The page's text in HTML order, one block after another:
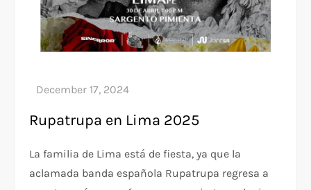
Rupatrupa en Lima 2025
La familia de Lima está de fiesta, ya que la
aclamada banda española Rupatrupa regresa a